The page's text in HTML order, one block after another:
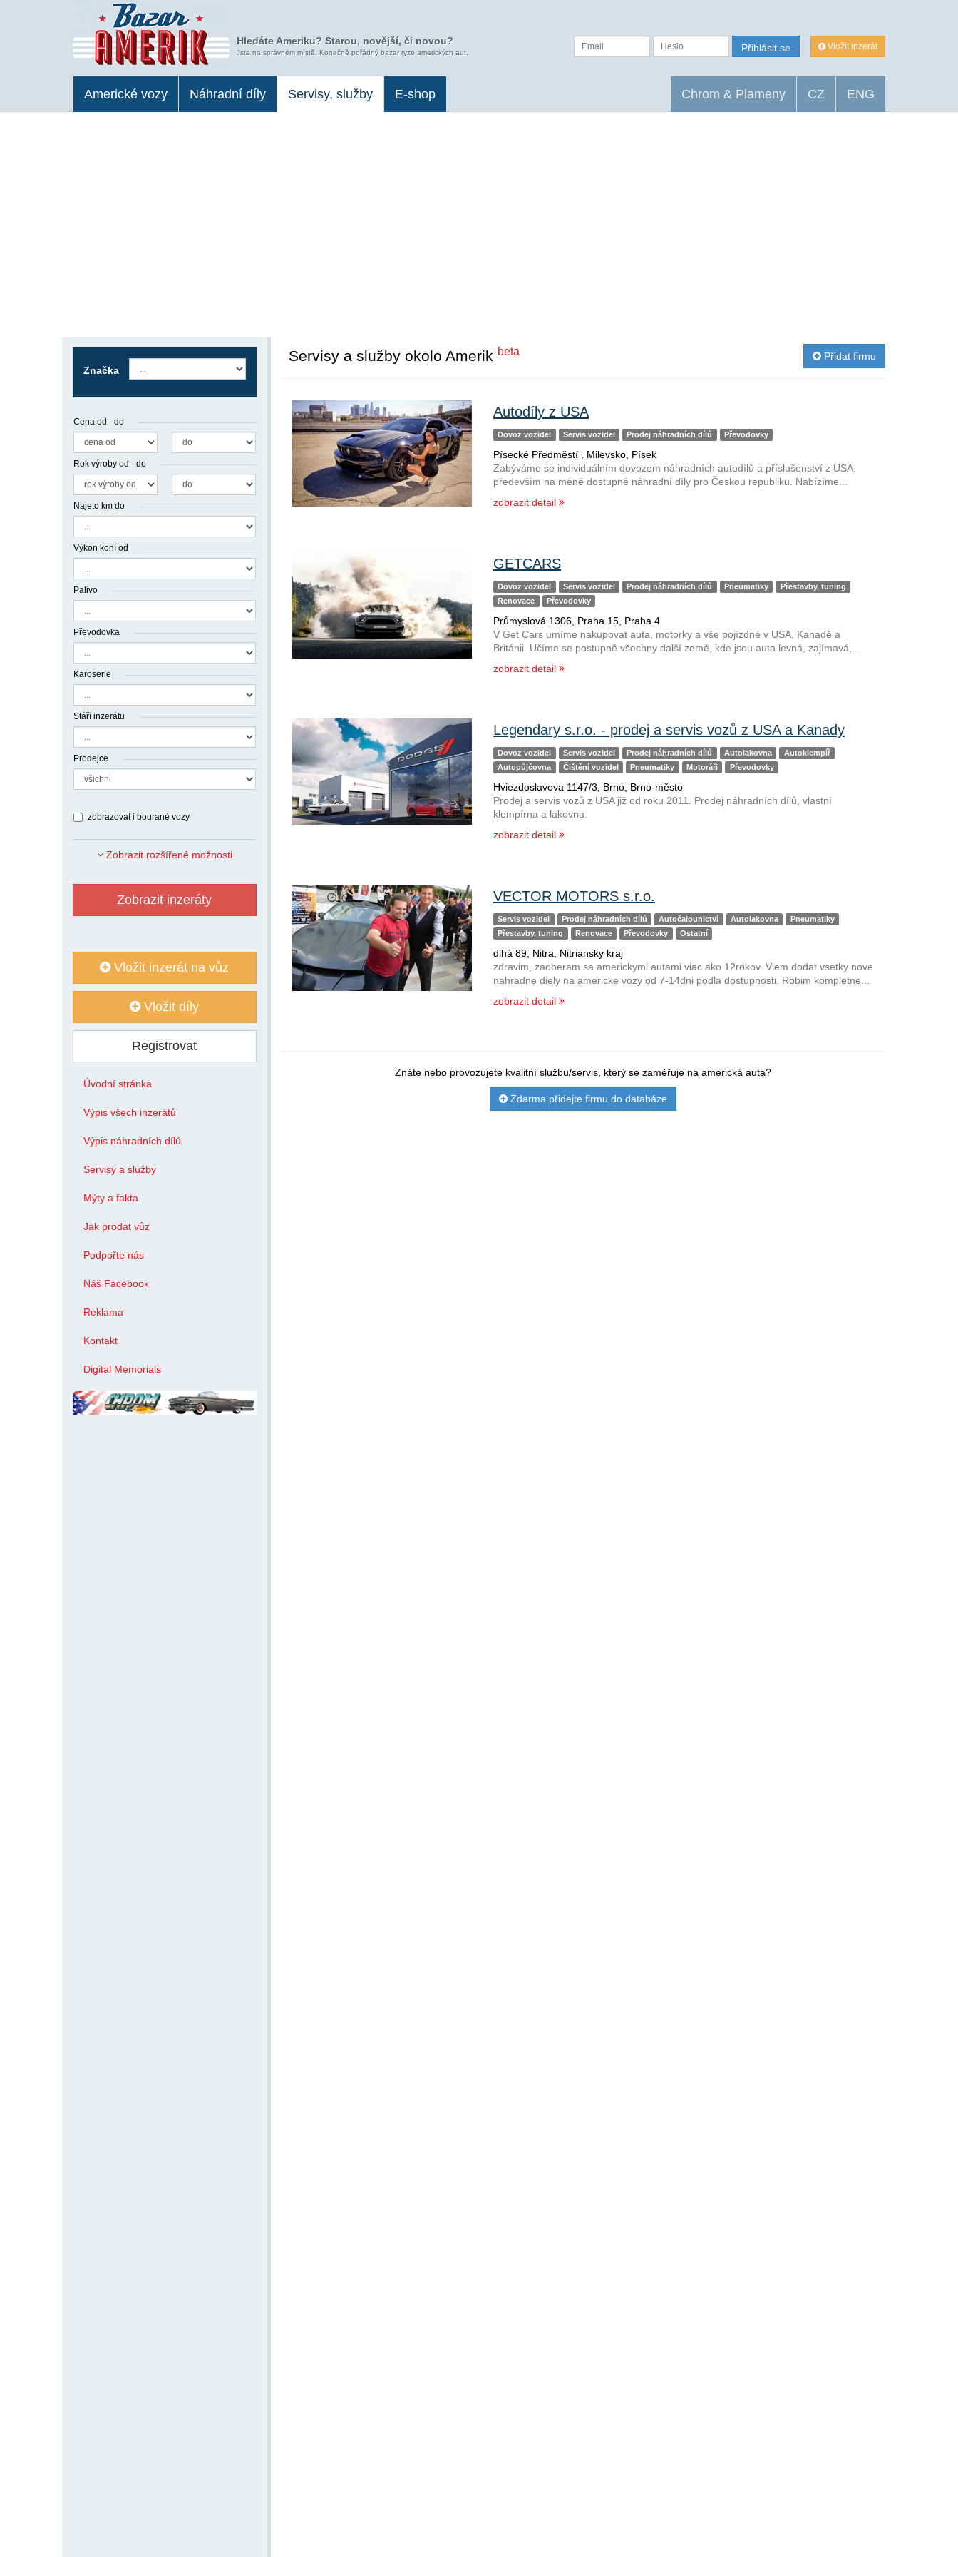
Hledáte Ameriku? Starou, novější, či novou?
Jste na správném místě. Konečně pořádný bazar ryze amerických aut.
Vložit inzerát
Přihlásit se
Americké vozy Náhradní díly Servisy, služby E-shop Chrom & Plameny CZ ENG
Přidat firmu
Servisy a služby okolo Amerik beta
Autodíly z USA
Dovoz vozidel Servis vozidel Prodej náhradních dílů Převodovky
Písecké Předměstí , Milevsko, Písek
Zabýváme se individuálním dovozem náhradních autodílů a příslušenství z USA,
především na méně dostupné náhradní díly pro Českou republiku. Nabízíme...
zobrazit detail
GETCARS
Dovoz vozidel Servis vozidel Prodej náhradních dílů Pneumatiky
Přestavby, tuning
Renovace
Převodovky
Průmyslová 1306, Praha 15, Praha 4
V Get Cars umíme nakupovat auta, motorky a vše pojízdné v USA, Kanadě a
Británii. Učíme se postupně všechny další země, kde jsou auta levná, zajímavá,...
zobrazit detail
Legendary s.r.o. - prodej a servis vozů z USA a Kanady
Dovoz vozidel Servis vozidel Prodej náhradních dílů Autolakovna
Autoklempíř
Autopůjčovna
Čištění vozidel Pneumatiky Motoráři Převodovky
Hviezdoslavova 1147/3, Brno, Brno-město
Prodej a servis vozů z USA již od roku 2011. Prodej náhradních dílů, vlastní
klempírna a lakovna.
zobrazit detail
VECTOR MOTORS s.r.o.
Servis vozidel Prodej náhradních dílů Autočalounictví Autolakovna
Pneumatiky
Přestavby, tuning
Renovace Převodovky Ostatní
dlhá 89, Nitra, Nitriansky kraj
zdravim, zaoberam sa americkymi autami viac ako 12rokov. Viem dodat vsetky nove
nahradne diely na americke vozy od 7-14dni podla dostupnosti. Robim kompletne...
zobrazit detail
Znáte nebo provozujete kvalitní službu/servis, který se zaměřuje na americká auta?
Zdarma přidejte firmu do databáze
Značka
Cena od - do
Rok výroby od - do
Najeto km do
Výkon koní od
Palivo
Převodovka
Karoserie
Stáří inzerátu
Prodejce
zobrazovat i bourané vozy
Zobrazit rozšířené možnosti
Zobrazit inzeráty
Vložit inzerát na vůz
Vložit díly
Registrovat
Úvodní stránka
Výpis všech inzerátů
Výpis náhradních dílů
Servisy a služby
Mýty a fakta
Jak prodat vůz
Podpořte nás
Náš Facebook
Reklama
Kontakt
Digital Memorials